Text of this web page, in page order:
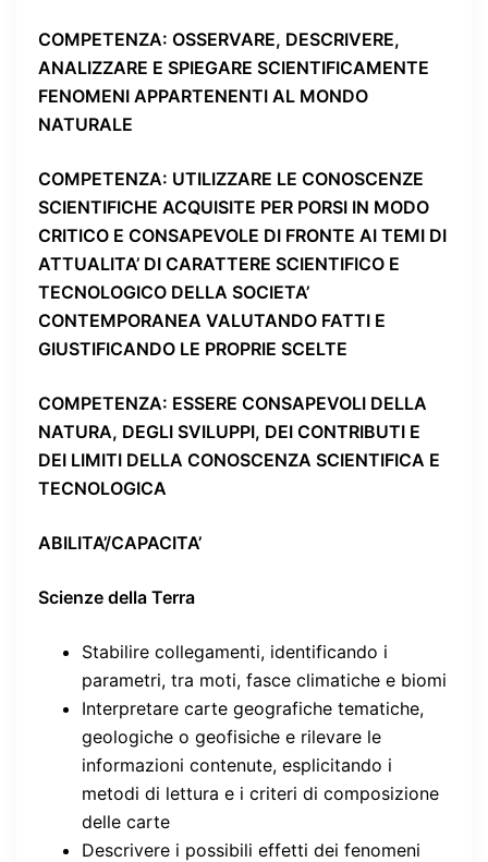
COMPETENZA: OSSERVARE, DESCRIVERE,
ANALIZZARE E SPIEGARE SCIENTIFICAMENTE
FENOMENI APPARTENENTI AL MONDO
NATURALE
COMPETENZA: UTILIZZARE LE CONOSCENZE
SCIENTIFICHE ACQUISITE PER PORSI IN MODO
CRITICO E CONSAPEVOLE DI FRONTE AI TEMI DI
ATTUALITA’ DI CARATTERE SCIENTIFICO E
TECNOLOGICO DELLA SOCIETA’
CONTEMPORANEA VALUTANDO FATTI E
GIUSTIFICANDO LE PROPRIE SCELTE
COMPETENZA: ESSERE CONSAPEVOLI DELLA
NATURA, DEGLI SVILUPPI, DEI CONTRIBUTI E
DEI LIMITI DELLA CONOSCENZA SCIENTIFICA E
TECNOLOGICA
ABILITA’/CAPACITA’
Scienze della Terra
Stabilire collegamenti, identificando i
parametri, tra moti, fasce climatiche e biomi
Interpretare carte geografiche tematiche,
geologiche o geofisiche e rilevare le
informazioni contenute, esplicitando i
metodi di lettura e i criteri di composizione
delle carte
Descrivere i possibili effetti dei fenomeni